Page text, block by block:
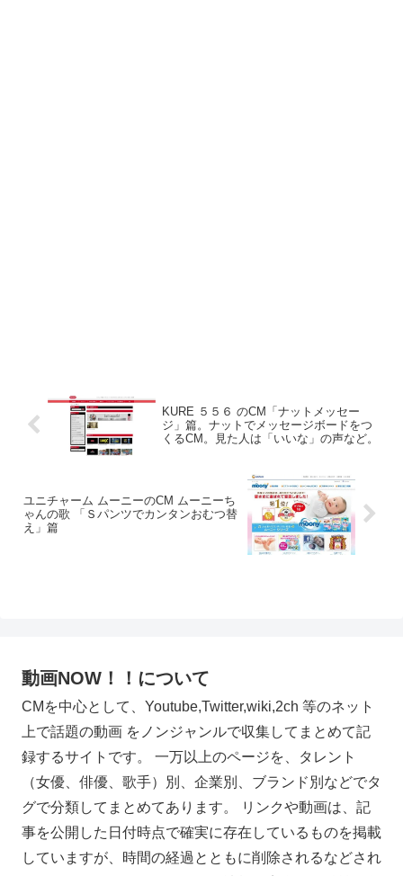
KURE ５５６ のCM「ナットメッセー
ジ」篇。ナットでメッセージボードをつ
くるCM。見た人は「いいな」の声など。
ユニチャーム ムーニーのCM ムーニーち
ゃんの歌 「Ｓパンツでカンタンおむつ替
え」篇
動画NOW！！について
CMを中心として、Youtube,Twitter,wiki,2ch 等のネット
上で話題の動画 をノンジャンルで収集してまとめて記
録するサイトです。 一万以上のページを、タレント
（女優、俳優、歌手）別、企業別、ブランド別などでタ
グで分類してまとめてあります。 リンクや動画は、記
事を公開した日付時点で確実に存在しているものを掲載
していますが、時間の経過とともに削除されるなどされ